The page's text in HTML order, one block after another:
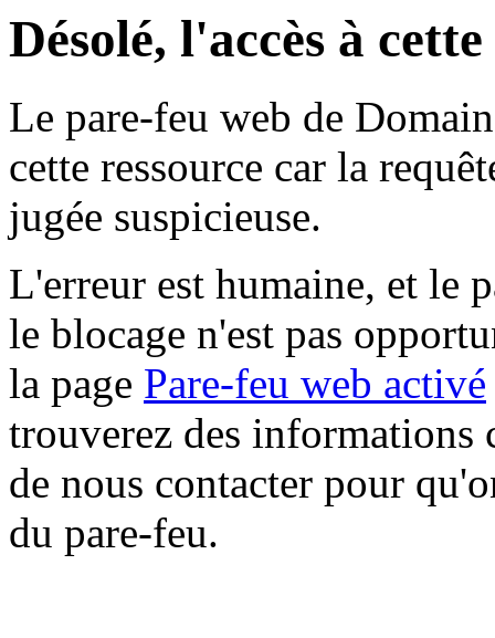
Désolé, l'accès à
Le pare-feu web de
cette ressource car la
jugée suspicieuse.
L'erreur est humaine, et le
le blocage n'est pas
la page Pare-feu web activé
trouverez des informations
de nous contacter pour
du pare-feu.